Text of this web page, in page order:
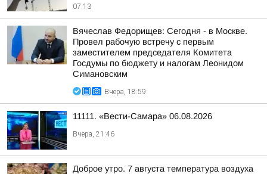
07:13
Вячеслав Федорищев: Сегодня - в Москве.
Провел рабочую встречу с первым
заместителем председателя Комитета
Госдумы по бюджету и налогам Леонидом
Симановским
Вчера, 18:59
11111. «Вести-Самара» 06.08.2026
Вчера, 21:46
Доброе утро. 7 августа температура воздуха